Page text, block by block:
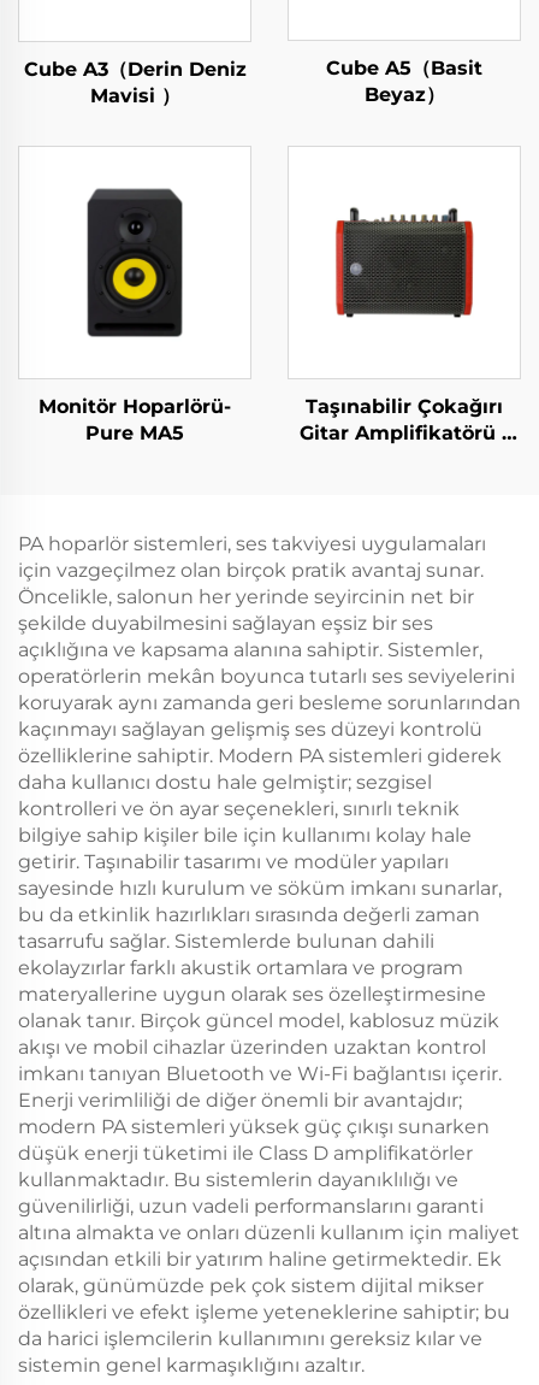
Cube A3（Derin Deniz
Mavisi ）
Cube A5（Basit
Beyaz）
Monitör Hoparlörü-
Pure MA5
Taşınabilir Çokağırı
Gitar Amplifikatörü -
PA hoparlör sistemleri, ses takviyesi uygulamaları
için vazgeçilmez olan birçok pratik avantaj sunar.
Öncelikle, salonun her yerinde seyircinin net bir
şekilde duyabilmesini sağlayan eşsiz bir ses
açıklığına ve kapsama alanına sahiptir. Sistemler,
operatörlerin mekân boyunca tutarlı ses seviyelerini
koruyarak aynı zamanda geri besleme sorunlarından
kaçınmayı sağlayan gelişmiş ses düzeyi kontrolü
özelliklerine sahiptir. Modern PA sistemleri giderek
daha kullanıcı dostu hale gelmiştir; sezgisel
kontrolleri ve ön ayar seçenekleri, sınırlı teknik
bilgiye sahip kişiler bile için kullanımı kolay hale
getirir. Taşınabilir tasarımı ve modüler yapıları
sayesinde hızlı kurulum ve söküm imkanı sunarlar,
bu da etkinlik hazırlıkları sırasında değerli zaman
tasarrufu sağlar. Sistemlerde bulunan dahili
ekolayzırlar farklı akustik ortamlara ve program
materyallerine uygun olarak ses özelleştirmesine
olanak tanır. Birçok güncel model, kablosuz müzik
akışı ve mobil cihazlar üzerinden uzaktan kontrol
imkanı tanıyan Bluetooth ve Wi-Fi bağlantısı içerir.
Enerji verimliliği de diğer önemli bir avantajdır;
modern PA sistemleri yüksek güç çıkışı sunarken
düşük enerji tüketimi ile Class D amplifikatörler
kullanmaktadır. Bu sistemlerin dayanıklılığı ve
güvenilirliği, uzun vadeli performanslarını garanti
altına almakta ve onları düzenli kullanım için maliyet
açısından etkili bir yatırım haline getirmektedir. Ek
olarak, günümüzde pek çok sistem dijital mikser
özellikleri ve efekt işleme yeteneklerine sahiptir; bu
da harici işlemcilerin kullanımını gereksiz kılar ve
sistemin genel karmaşıklığını azaltır.